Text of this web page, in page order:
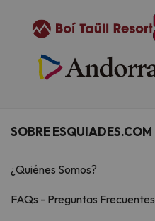
SOBRE ESQUIADES.COM
¿Quiénes Somos?
FAQs - Preguntas Frecuentes